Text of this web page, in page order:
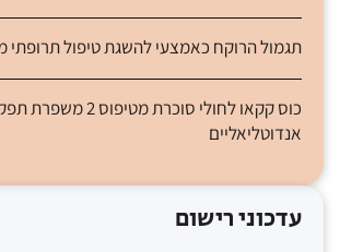
תגמול הרוקח כאמצעי להשגת טיפול תרופתי
כוס קקאו לחולי סוכרת מטיפוס 2
אנדוטליאליים
עדכוני רישום